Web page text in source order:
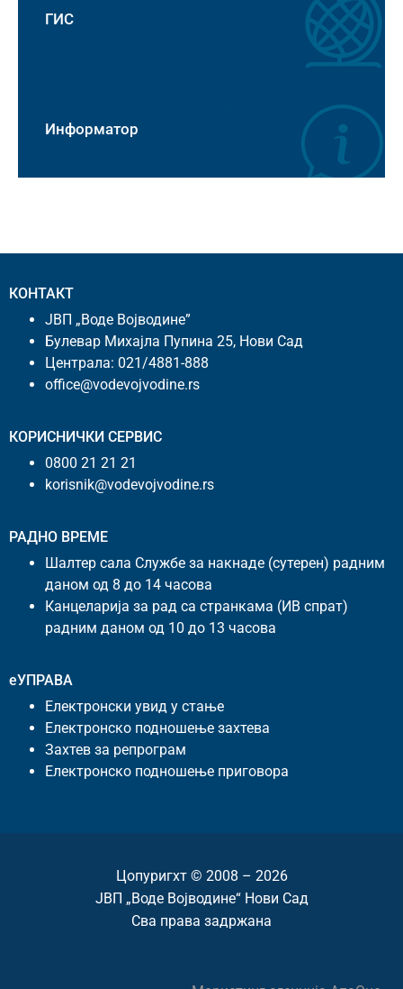
ГИС
Информатор
КОНТАКТ
ЈВП „Воде Војводине”
Булевар Михајла Пупина 25, Нови Сад
Централа: 021/4881-888
office@vodevojvodine.rs
КОРИСНИЧКИ СЕРВИС
0800 21 21 21
korisnik@vodevojvodine.rs
РАДНО ВРЕМЕ
Шалтер сала Службе за накнаде (сутерен) радним
даном од 8 до 14 часова
Канцеларија за рад са странкама (ИВ спрат)
радним даном од 10 до 13 часова
еУПРАВА
Електронски увид у стање
Електронско подношење захтева
Захтев за репрограм
Електронско подношење приговора
Цопyригхт © 2008 – 2026
ЈВП „Воде Војводине“ Нови Сад
Сва права задржана